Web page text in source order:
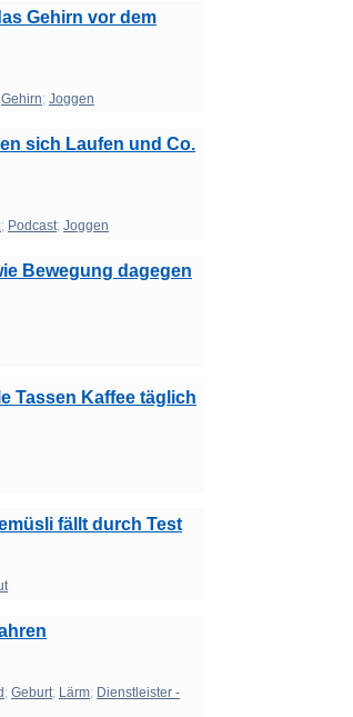
Gehirn vor dem
Gehirn; Joggen
sich Laufen und Co.
; Podcast; Joggen
Bewegung dagegen
Tassen Kaffee täglich
fällt durch Test
; Geburt; Lärm; Dienstleister -